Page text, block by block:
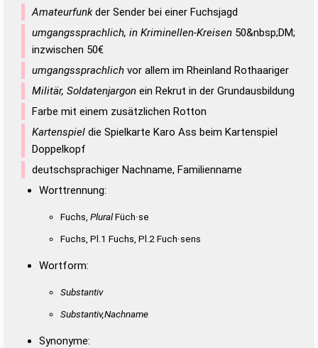
Amateurfunkder Sender bei einer Fuchsjagd
umgangssprachlich, in Kriminellen-Kreisen 50&nbsp;DM;
inzwischen 50€
umgangssprachlich vor allem im Rheinland Rothaariger
Militär, Soldatenjargon ein Rekrut in der Grundausbildung
Farbe mit einem zusätzlichen Rotton
Kartenspiel die Spielkarte Karo Ass beim Kartenspiel
Doppelkopf
deutschsprachiger Nachname, Familienname
Worttrennung:
Fuchs, PluralFüch·se
Fuchs, Pl.1 Fuchs, Pl.2 Fuch·sens
Wortform:
Substantiv
Substantiv,Nachname
Synonyme: